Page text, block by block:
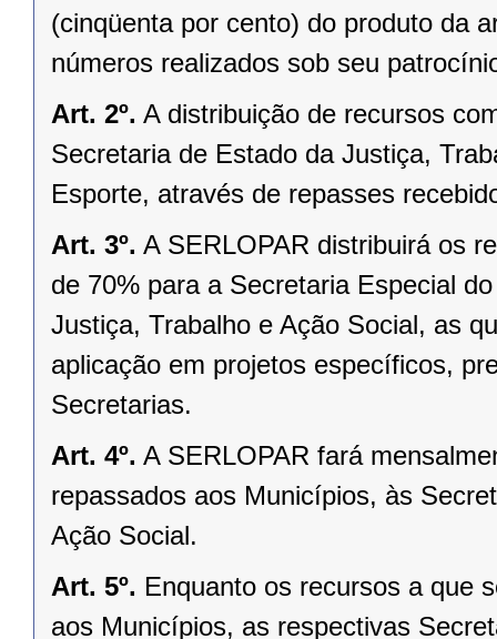
(cinqüenta por cento) do produto da
números realizados sob seu
Art. 2º. A distribuição de recursos
Secretaria de Estado da Justiça,
Esporte, através de repasses
Art. 3º. A SERLOPAR distribuirá os
de 70% para a Secretaria Especial
Justiça, Trabalho e Ação Social, as
aplicação em projetos específicos,
Secretarias.
Art. 4º. A SERLOPAR fará
repassados aos Municípios, às
Ação Social.
Art. 5º. Enquanto os recursos a que
aos Municípios, as respectivas